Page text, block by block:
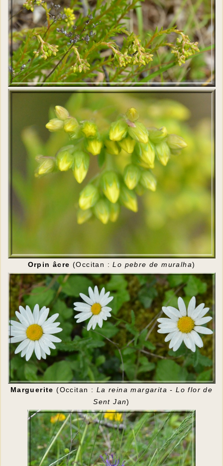
Orpin âcre (Occitan :Lo pebre de muralha)
Marguerite (Occitan : La reina margarita - Lo flor de
Sent Jan)